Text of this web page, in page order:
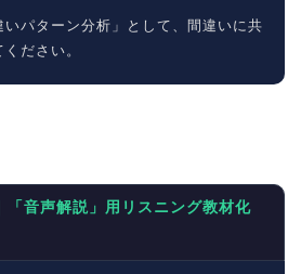
パターン分析」として、間違いに共
ださい。
音声解説」用リスニング教材化